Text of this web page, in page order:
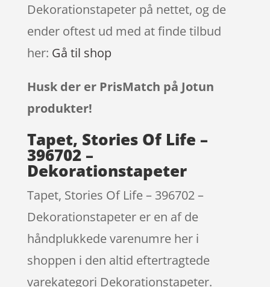
Dekorationstapeter på nettet, og de
ender oftest ud med at finde tilbud
her: Gå til shop
Husk der er PrisMatch på Jotun
produkter!
Tapet, Stories Of Life –
396702 –
Dekorationstapeter
Tapet, Stories Of Life – 396702 –
Dekorationstapeter er en af de
håndplukkede varenumre her i
shoppen i den altid eftertragtede
varekategori Dekorationstapeter.